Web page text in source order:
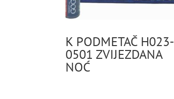
K PODMETAČ H023-
0501 ZVIJEZDANA
NOĆ